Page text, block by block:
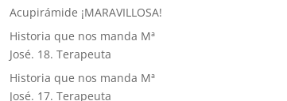
Acupirámide ¡MARAVILLOSA!
Historia que nos manda Mª
José. 18. Terapeuta
Historia que nos manda Mª
José. 17. Terapeuta